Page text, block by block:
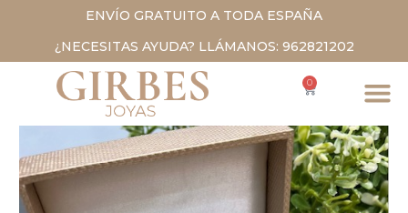
ENVÍO GRATUITO A TODA ESPAÑA
¿NECESITAS AYUDA? LLÁMANOS: 962821202
0